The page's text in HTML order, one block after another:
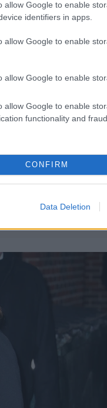
allow Google to enable
identifiers in apps.
allow Google to enable
allow Google to enable
allow Google to enable
functionality and
CONFIRM
Data Deletion